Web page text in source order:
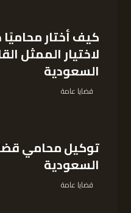
كيف أختار
لاختيار الممثل
السعودية
قضايا عامة
توكيل محامي
السعودية
قضايا عامة